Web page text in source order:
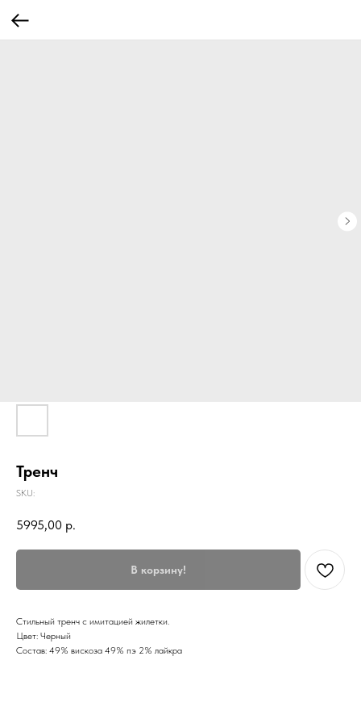
Тренч
SKU:
5995,00 р.
В корзину!
Стильный тренч с имитацией жилетки.
Цвет: Черный
Состав: 49% вискоза 49% пэ 2% лайкра